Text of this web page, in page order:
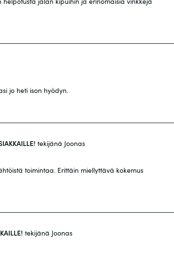
jo heti ison hyödyn.
tekijänä Joonas
toimintaa. Erittäin miellyttävä kokemus
tekijänä Joonas